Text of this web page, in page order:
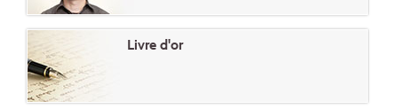
Livre d'or